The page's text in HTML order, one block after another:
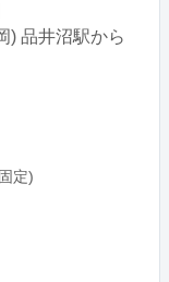
) 品井沼駅から
定)